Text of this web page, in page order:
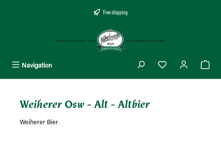
Free shipping
Navigation
Weiherer Osw - Alt - Altbier
Weiherer Bier